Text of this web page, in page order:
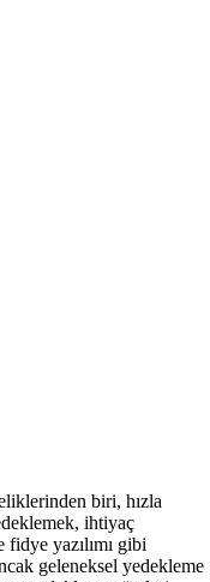
biri, hızla
ihtiyaç
yazılımı gibi
geleneksel yedekleme